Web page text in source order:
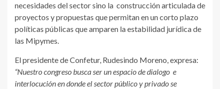
necesidades del sector sino la construcción articulada de
proyectos y propuestas que permitan en un corto plazo
políticas públicas que amparen la estabilidad jurídica de
las Mipymes.
El presidente de Confetur, Rudesindo Moreno, expresa:
“Nuestro congreso busca ser un espacio de dialogo e
interlocución en donde el sector público y privado se